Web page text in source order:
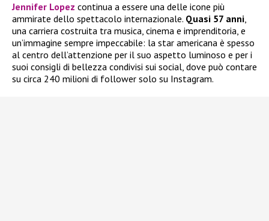
Jennifer Lopez continua a essere una delle icone più
ammirate dello spettacolo internazionale. Quasi 57 anni,
una carriera costruita tra musica, cinema e imprenditoria, e
un’immagine sempre impeccabile: la star americana è spesso
al centro dell’attenzione per il suo aspetto luminoso e per i
suoi consigli di bellezza condivisi sui social, dove può contare
su circa 240 milioni di follower solo su Instagram.